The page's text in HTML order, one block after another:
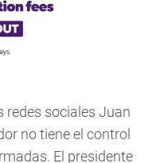
redes sociales Juan
no tiene el control
El presidente